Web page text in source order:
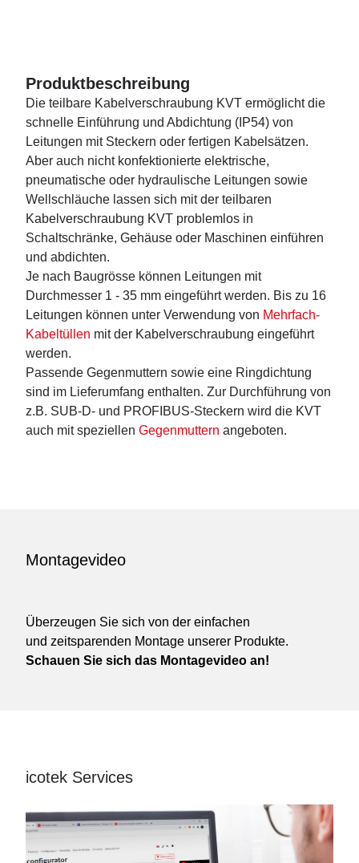
Produktbeschreibung
Die teilbare Kabelverschraubung KVT ermöglicht die
schnelle Einführung und Abdichtung (IP54) von
Leitungen mit Steckern oder fertigen Kabelsätzen.
Aber auch nicht konfektionierte elektrische,
pneumatische oder hydraulische Leitungen sowie
Wellschläuche lassen sich mit der teilbaren
Kabelverschraubung KVT problemlos in
Schaltschränke, Gehäuse oder Maschinen einführen
und abdichten.
Je nach Baugrösse können Leitungen mit
Durchmesser 1 - 35 mm eingeführt werden. Bis zu 16
Leitungen können unter Verwendung von Mehrfach-
Kabeltüllen mit der Kabelverschraubung eingeführt
werden.
Passende Gegenmuttern sowie eine Ringdichtung
sind im Lieferumfang enthalten. Zur Durchführung von
z.B. SUB-D- und PROFIBUS-Steckern wird die KVT
auch mit speziellen Gegenmuttern angeboten.
Montagevideo
Überzeugen Sie sich von der einfachen
und zeitsparenden Montage unserer Produkte.
Schauen Sie sich das Montagevideo an!
icotek Services